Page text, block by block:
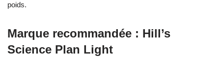
poids.
Marque recommandée : Hill’s
Science Plan Light